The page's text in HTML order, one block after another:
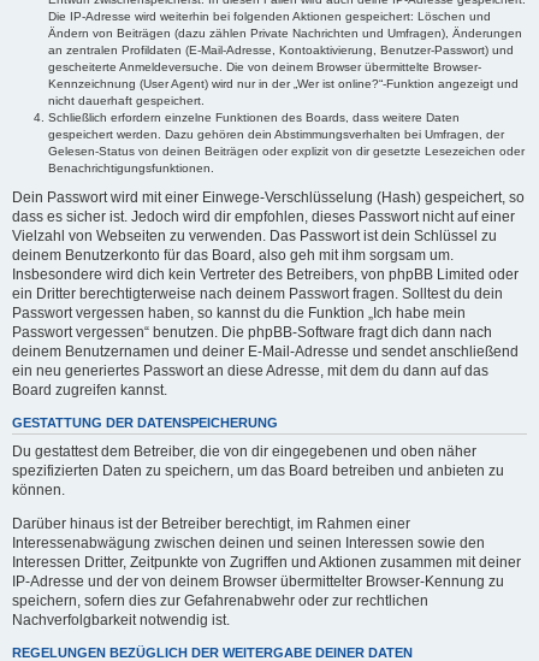
Die IP-Adresse wird weiterhin bei folgenden Aktionen gespeichert: Löschen und
Ändern von Beiträgen (dazu zählen Private Nachrichten und Umfragen), Änderungen
an zentralen Profildaten (E-Mail-Adresse, Kontoaktivierung, Benutzer-Passwort) und
gescheiterte Anmeldeversuche. Die von deinem Browser übermittelte Browser-
Kennzeichnung (User Agent) wird nur in der „Wer ist online?“-Funktion angezeigt und
nicht dauerhaft gespeichert.
Schließlich erfordern einzelne Funktionen des Boards, dass weitere Daten
gespeichert werden. Dazu gehören dein Abstimmungsverhalten bei Umfragen, der
Gelesen-Status von deinen Beiträgen oder explizit von dir gesetzte Lesezeichen oder
Benachrichtigungsfunktionen.
Dein Passwort wird mit einer Einwege-Verschlüsselung (Hash) gespeichert, so
dass es sicher ist. Jedoch wird dir empfohlen, dieses Passwort nicht auf einer
Vielzahl von Webseiten zu verwenden. Das Passwort ist dein Schlüssel zu
deinem Benutzerkonto für das Board, also geh mit ihm sorgsam um.
Insbesondere wird dich kein Vertreter des Betreibers, von phpBB Limited oder
ein Dritter berechtigterweise nach deinem Passwort fragen. Solltest du dein
Passwort vergessen haben, so kannst du die Funktion „Ich habe mein
Passwort vergessen“ benutzen. Die phpBB-Software fragt dich dann nach
deinem Benutzernamen und deiner E-Mail-Adresse und sendet anschließend
ein neu generiertes Passwort an diese Adresse, mit dem du dann auf das
Board zugreifen kannst.
GESTATTUNG DER DATENSPEICHERUNG
Du gestattest dem Betreiber, die von dir eingegebenen und oben näher
spezifizierten Daten zu speichern, um das Board betreiben und anbieten zu
können.
Darüber hinaus ist der Betreiber berechtigt, im Rahmen einer
Interessenabwägung zwischen deinen und seinen Interessen sowie den
Interessen Dritter, Zeitpunkte von Zugriffen und Aktionen zusammen mit deiner
IP-Adresse und der von deinem Browser übermittelter Browser-Kennung zu
speichern, sofern dies zur Gefahrenabwehr oder zur rechtlichen
Nachverfolgbarkeit notwendig ist.
REGELUNGEN BEZÜGLICH DER WEITERGABE DEINER DATEN